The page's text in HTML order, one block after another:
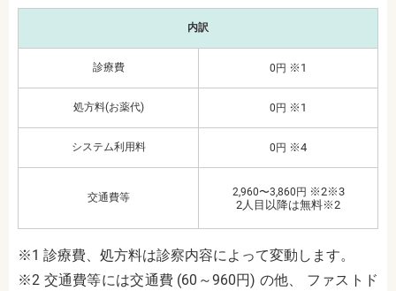
内訳
診療費 0円 ※1
処方料(お薬代) 0円 ※1
システム利用料 0円 ※4
交通費等 2,960〜3,860円 ※2※3
2人目以降は無料※2
※1 診療費、処方料は診察内容によって変動します。
※2 交通費等には交通費 (60～960円) の他、 ファストド